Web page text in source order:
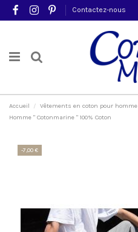
Contactez-nous
Accueil Vêtements en coton pour homme
Homme " Cotonmarine " 100% Coton
-7,00 €